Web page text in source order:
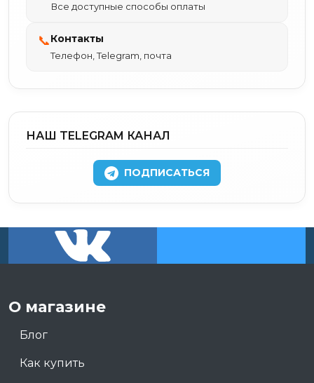
Все доступные способы оплаты
📞Контакты
Телефон, Telegram, почта
НАШ TELEGRAM КАНАЛ
ПОДПИСАТЬСЯ
О магазине
Блог
Как купить